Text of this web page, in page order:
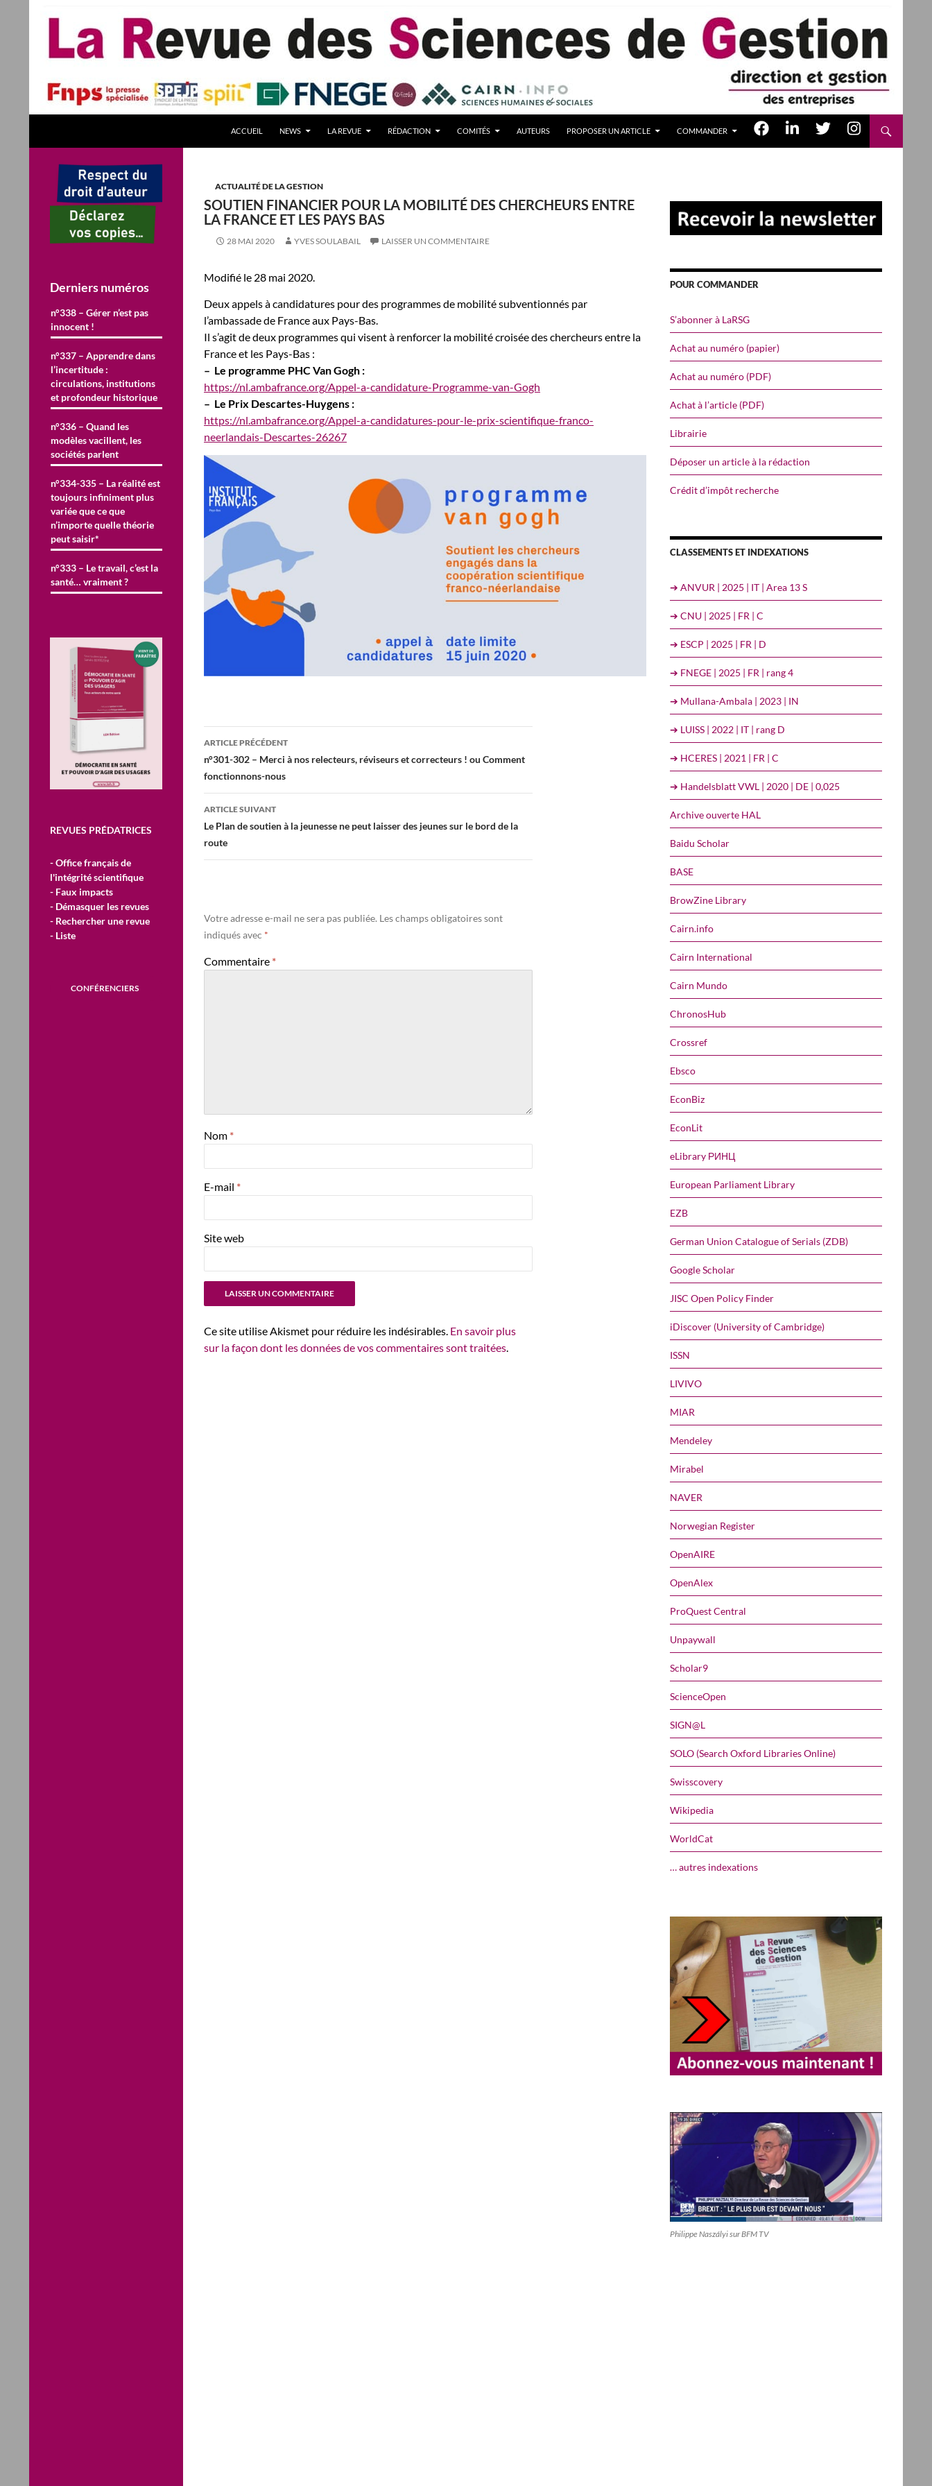
ACCUEIL NEWS LA REVUE RÉDACTION COMITÉS AUTEURS PROPOSER UN ARTICLE COMMANDER
ACTUALITÉ DE LA GESTION
SOUTIEN FINANCIER POUR LA MOBILITÉ DES CHERCHEURS ENTRE
LA FRANCE ET LES PAYS BAS
28 MAI 2020 YVES SOULABAIL LAISSER UN COMMENTAIRE
Modifié le 28 mai 2020.
Deux appels à candidatures pour des programmes de mobilité subventionnés par
l’ambassade de France aux Pays-Bas.
Il s’agit de deux programmes qui visent à renforcer la mobilité croisée des chercheurs entre la
France et les Pays-Bas :
– Le programme PHC Van Gogh :
https://nl.ambafrance.org/Appel-a-candidature-Programme-van-Gogh
– Le Prix Descartes-Huygens :
https://nl.ambafrance.org/Appel-a-candidatures-pour-le-prix-scientifique-franco-
neerlandais-Descartes-26267
Navigation
des
articles
ARTICLE PRÉCÉDENT
n°301-302 – Merci à nos relecteurs, réviseurs et correcteurs ! ou Comment
fonctionnons-nous
ARTICLE SUIVANT
Le Plan de soutien à la jeunesse ne peut laisser des jeunes sur le bord de la
route
Votre adresse e-mail ne sera pas publiée. Les champs obligatoires sont
indiqués avec *
Commentaire *
Nom *
E-mail *
Site web
Ce site utilise Akismet pour réduire les indésirables. En savoir plus
sur la façon dont les données de vos commentaires sont traitées.
POUR COMMANDER
S’abonner à LaRSG
Achat au numéro (papier)
Achat au numéro (PDF)
Achat à l’article (PDF)
Librairie
Déposer un article à la rédaction
Crédit d’impôt recherche
CLASSEMENTS ET INDEXATIONS
➔ ANVUR | 2025 | IT | Area 13 S
➔ CNU | 2025 | FR | C
➔ ESCP | 2025 | FR | D
➔ FNEGE | 2025 | FR | rang 4
➔ Mullana-Ambala | 2023 | IN
➔ LUISS | 2022 | IT | rang D
➔ HCERES | 2021 | FR | C
➔ Handelsblatt VWL | 2020 | DE | 0,025
Archive ouverte HAL
Baidu Scholar
BASE
BrowZine Library
Cairn.info
Cairn International
Cairn Mundo
ChronosHub
Crossref
Ebsco
EconBiz
EconLit
eLibrary РИНЦ
European Parliament Library
EZB
German Union Catalogue of Serials (ZDB)
Google Scholar
JISC Open Policy Finder
iDiscover (University of Cambridge)
ISSN
LIVIVO
MIAR
Mendeley
Mirabel
NAVER
Norwegian Register
OpenAIRE
OpenAlex
ProQuest Central
Unpaywall
Scholar9
ScienceOpen
SIGN@L
SOLO (Search Oxford Libraries Online)
Swisscovery
Wikipedia
WorldCat
… autres indexations
Philippe Naszályi sur BFM TV
management – Revue gestion
REVUE GESTION Revues de Gestion
Derniers numéros
n°338 – Gérer n’est pas
innocent !
n°337 – Apprendre dans
l’incertitude :
circulations, institutions
et profondeur historique
n°336 – Quand les
modèles vacillent, les
sociétés parlent
n°334-335 – La réalité est
toujours infiniment plus
variée que ce que
n’importe quelle théorie
peut saisir*
n°333 – Le travail, c’est la
santé… vraiment ?
REVUES PRÉDATRICES
- Office français de
l'intégrité scientifique
- Faux impacts
- Démasquer les revues
- Rechercher une revue
- Liste
CONFÉRENCIERS